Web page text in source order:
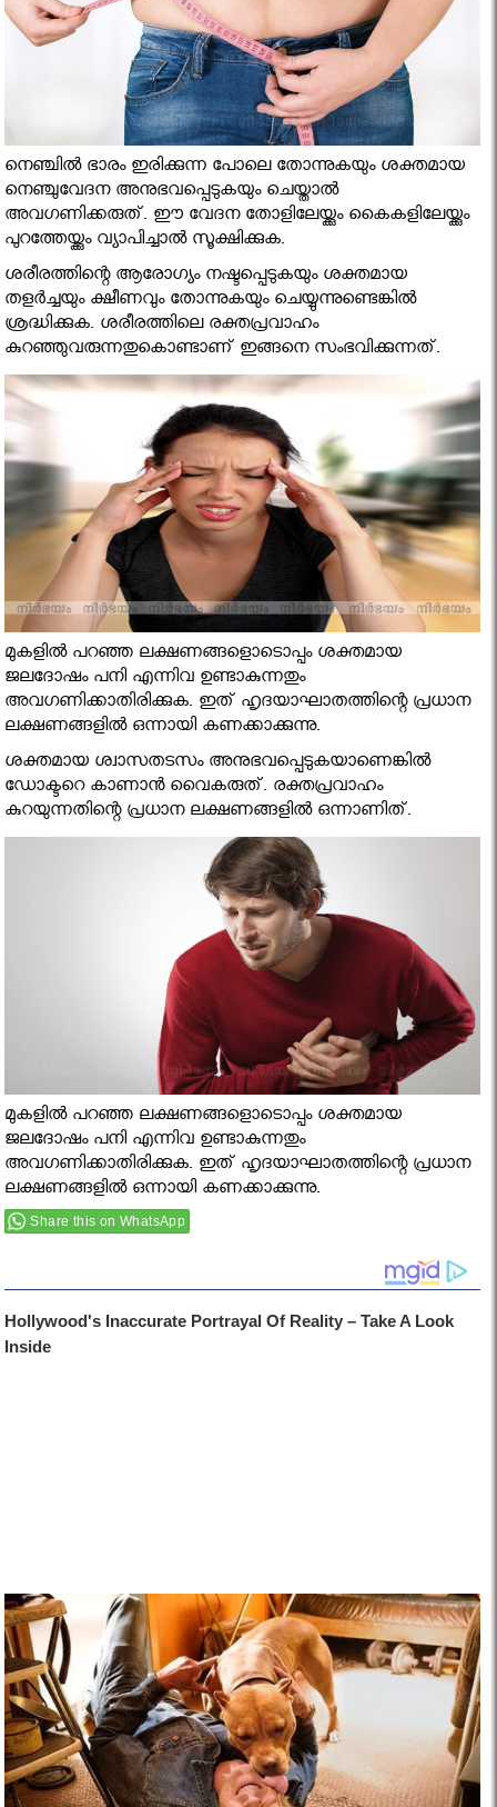
നെഞ്ചില്‍ ഭാരം ഇരിക്കുന്ന പോലെ തോന്നുകയും ശക്തമായ
നെഞ്ചുവേദന അനുഭവപ്പെടുകയും ചെയ്താല്‍
അവഗണിക്കരുത്. ഈ വേദന തോളിലേയ്ക്കും കൈകളിലേയ്ക്കും
പുറത്തേയ്ക്കും വ്യാപിച്ചാല്‍ സൂക്ഷിക്കുക.
ശരീരത്തിന്റെ ആരോഗ്യം നഷ്ടപ്പെടുകയും ശക്തമായ
തളര്‍ച്ചയും ക്ഷീണവും തോന്നുകയും ചെയ്യുന്നുണ്ടെങ്കില്‍
ശ്രദ്ധിക്കുക. ശരീരത്തിലെ രക്തപ്രവാഹം
കുറഞ്ഞുവരുന്നതുകൊണ്ടാണ് ഇങ്ങനെ സംഭവിക്കുന്നത്.
മുകളില്‍ പറഞ്ഞ ലക്ഷണങ്ങളൊടൊപ്പം ശക്തമായ
ജലദോഷം പനി എന്നിവ ഉണ്ടാകുന്നതും
അവഗണിക്കാതിരിക്കുക. ഇത് ഹൃദയാഘാതത്തിന്റെ പ്രധാന
ലക്ഷണങ്ങളില്‍ ഒന്നായി കണക്കാക്കുന്നു.
ശക്തമായ ശ്വാസതടസം അനുഭവപ്പെടുകയാണെങ്കില്‍
ഡോക്ടറെ കാണാന്‍ വൈകരുത്. രക്തപ്രവാഹം
കുറയുന്നതിന്റെ പ്രധാന ലക്ഷണങ്ങളില്‍ ഒന്നാണിത്.
മുകളില്‍ പറഞ്ഞ ലക്ഷണങ്ങളൊടൊപ്പം ശക്തമായ
ജലദോഷം പനി എന്നിവ ഉണ്ടാകുന്നതും
അവഗണിക്കാതിരിക്കുക. ഇത് ഹൃദയാഘാതത്തിന്റെ പ്രധാന
ലക്ഷണങ്ങളില്‍ ഒന്നായി കണക്കാക്കുന്നു.
Share this on WhatsApp